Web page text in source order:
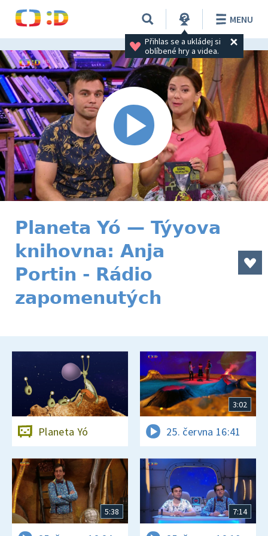
Přihlas se a ukládej si
oblíbené hry a videa.
MENU
Planeta Yó — Týyova
knihovna: Anja
Portin - Rádio
zapomenutých
Planeta Yó
3:02
25. června 16:41
5:38 7:14